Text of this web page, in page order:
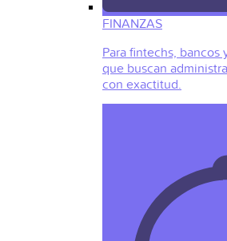
FINANZAS
Para fintechs, bancos
que buscan
con exactitud.